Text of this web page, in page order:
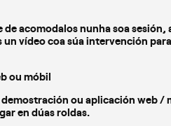
acomodalos nunha soa sesión,
vídeo coa súa intervención
ou móbil
demostración ou aplicación web /
en dúas roldas.